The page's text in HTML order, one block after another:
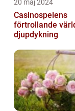
20 maj 2024
Casinospelens
förtrollande
djupdykning